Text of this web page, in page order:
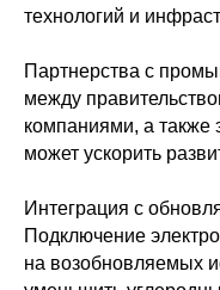
технологий и
Партнерства с
между
компаниями, а также
может ускорить
Интеграция с
Подключение
на возобновляемых